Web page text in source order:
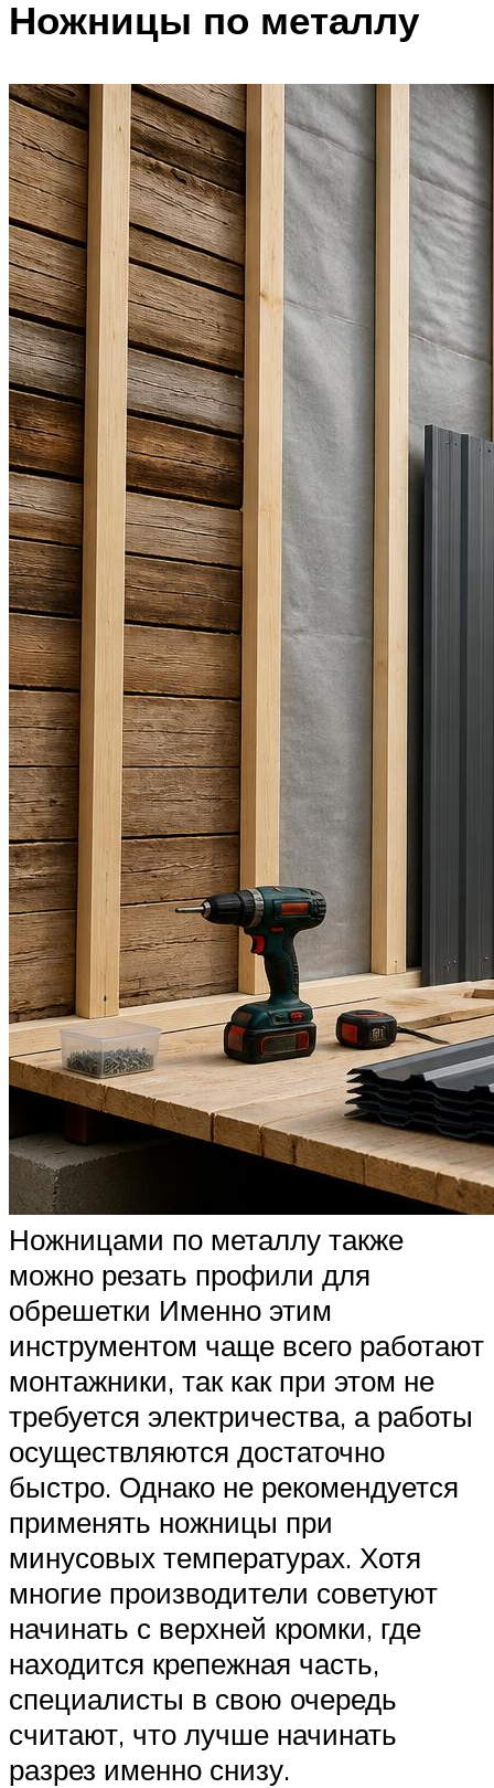
Ножницы по металлу
Ножницами по металлу также
можно резать профили для
обрешетки Именно этим
инструментом чаще всего работают
монтажники, так как при этом не
требуется электричества, а работы
осуществляются достаточно
быстро. Однако не рекомендуется
применять ножницы при
минусовых температурах. Хотя
многие производители советуют
начинать с верхней кромки, где
находится крепежная часть,
специалисты в свою очередь
считают, что лучше начинать
разрез именно снизу.